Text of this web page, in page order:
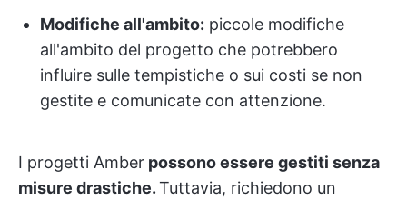
Modifiche all'ambito: piccole modifiche
all'ambito del progetto che potrebbero
influire sulle tempistiche o sui costi se non
gestite e comunicate con attenzione.
I progetti Amber possono essere gestiti senza
misure drastiche.Tuttavia, richiedono un